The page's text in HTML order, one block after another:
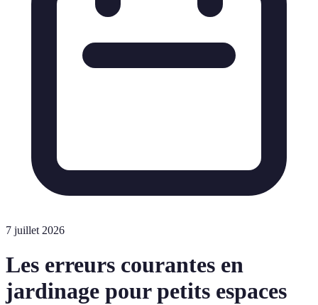
7 juillet 2026
Les erreurs courantes en
jardinage pour petits espaces